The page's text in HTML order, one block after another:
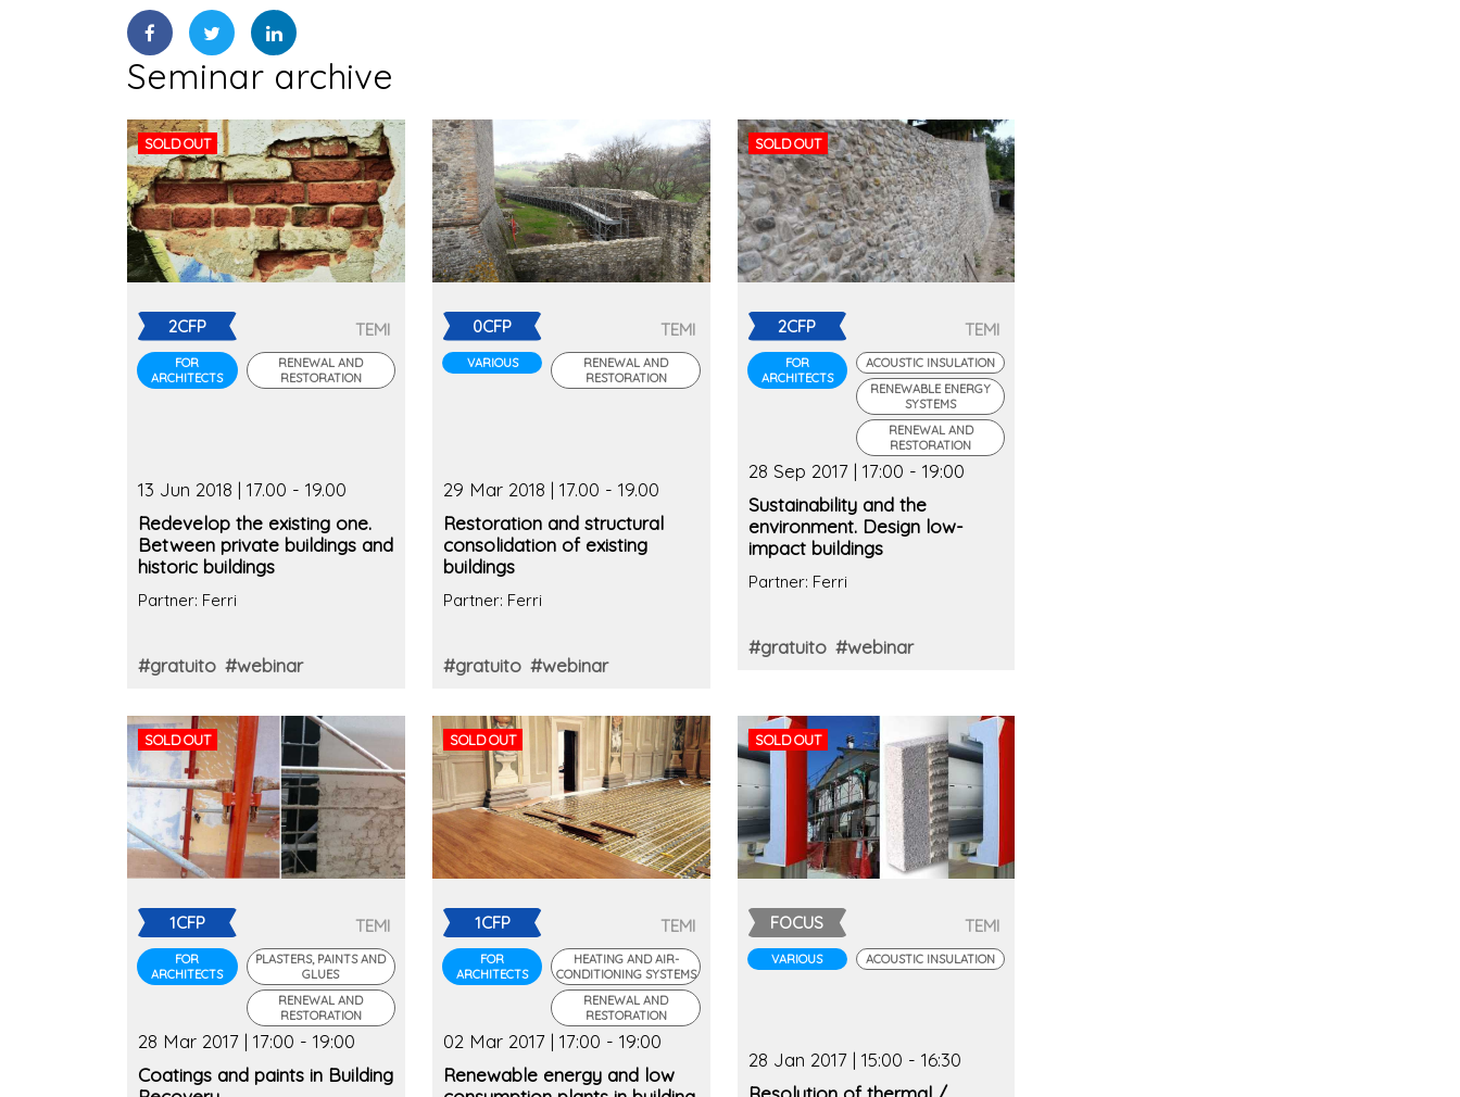
Seminar archive
SOLD OUT
2CFP
FOR
ARCHITECTS
TEMI
RENEWAL AND
RESTORATION
13 Jun 2018 | 17.00 - 19.00
Redevelop the existing one.
Between private buildings and
historic buildings
Partner: Ferri
#gratuito #webinar
0CFP
VARIOUS
TEMI
RENEWAL AND
RESTORATION
29 Mar 2018 | 17.00 - 19.00
Restoration and structural
consolidation of existing
buildings
Partner: Ferri
#gratuito #webinar
SOLD OUT
2CFP
FOR
ARCHITECTS
TEMI
ACOUSTIC INSULATION
RENEWABLE ENERGY
SYSTEMS
RENEWAL AND
RESTORATION
28 Sep 2017 | 17:00 - 19:00
Sustainability and the
environment. Design low-
impact buildings
Partner: Ferri
#gratuito #webinar
SOLD OUT
1CFP
FOR
ARCHITECTS
TEMI
PLASTERS, PAINTS AND
GLUES
RENEWAL AND
RESTORATION
28 Mar 2017 | 17:00 - 19:00
Coatings and paints in Building
SOLD OUT
1CFP
FOR
ARCHITECTS
TEMI
HEATING AND AIR-
CONDITIONING SYSTEMS
RENEWAL AND
RESTORATION
02 Mar 2017 | 17:00 - 19:00
Renewable energy and low
SOLD OUT
FOCUS
VARIOUS
TEMI
ACOUSTIC INSULATION
28 Jan 2017 | 15:00 - 16:30